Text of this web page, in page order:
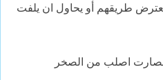
طريقهم أو يحاول ان يلفت
اصلب من الصخر